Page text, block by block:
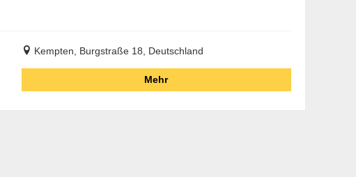
Kempten, Burgstraße 18, Deutschland
Mehr